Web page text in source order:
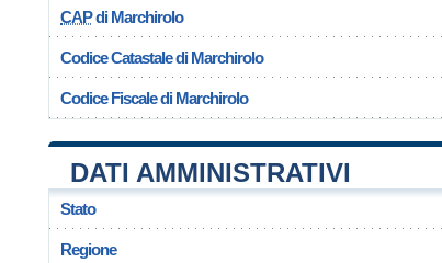
CAPdi Marchirolo
Codice Catastale di Marchirolo
Codice Fiscale di Marchirolo
DATI AMMINISTRATIVI
Stato
Regione